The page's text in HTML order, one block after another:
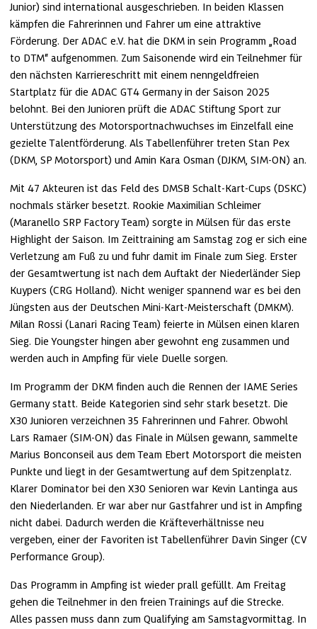
Junior) sind international ausgeschrieben. In beiden Klassen
kämpfen die Fahrerinnen und Fahrer um eine attraktive
Förderung. Der ADAC e.V. hat die DKM in sein Programm „Road
to DTM“ aufgenommen. Zum Saisonende wird ein Teilnehmer für
den nächsten Karriereschritt mit einem nenngeldfreien
Startplatz für die ADAC GT4 Germany in der Saison 2025
belohnt. Bei den Junioren prüft die ADAC Stiftung Sport zur
Unterstützung des Motorsportnachwuchses im Einzelfall eine
gezielte Talentförderung. Als Tabellenführer treten Stan Pex
(DKM, SP Motorsport) und Amin Kara Osman (DJKM, SIM-ON) an.
Mit 47 Akteuren ist das Feld des DMSB Schalt-Kart-Cups (DSKC)
nochmals stärker besetzt. Rookie Maximilian Schleimer
(Maranello SRP Factory Team) sorgte in Mülsen für das erste
Highlight der Saison. Im Zeittraining am Samstag zog er sich eine
Verletzung am Fuß zu und fuhr damit im Finale zum Sieg. Erster
der Gesamtwertung ist nach dem Auftakt der Niederländer Siep
Kuypers (CRG Holland). Nicht weniger spannend war es bei den
Jüngsten aus der Deutschen Mini-Kart-Meisterschaft (DMKM).
Milan Rossi (Lanari Racing Team) feierte in Mülsen einen klaren
Sieg. Die Youngster hingen aber gewohnt eng zusammen und
werden auch in Ampfing für viele Duelle sorgen.
Im Programm der DKM finden auch die Rennen der IAME Series
Germany statt. Beide Kategorien sind sehr stark besetzt. Die
X30 Junioren verzeichnen 35 Fahrerinnen und Fahrer. Obwohl
Lars Ramaer (SIM-ON) das Finale in Mülsen gewann, sammelte
Marius Bonconseil aus dem Team Ebert Motorsport die meisten
Punkte und liegt in der Gesamtwertung auf dem Spitzenplatz.
Klarer Dominator bei den X30 Senioren war Kevin Lantinga aus
den Niederlanden. Er war aber nur Gastfahrer und ist in Ampfing
nicht dabei. Dadurch werden die Kräfteverhältnisse neu
vergeben, einer der Favoriten ist Tabellenführer Davin Singer (CV
Performance Group).
Das Programm in Ampfing ist wieder prall gefüllt. Am Freitag
gehen die Teilnehmer in den freien Trainings auf die Strecke.
Alles passen muss dann zum Qualifying am Samstagvormittag. In